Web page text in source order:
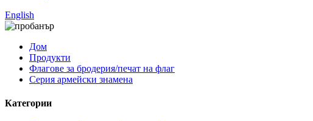
English
Дом
Продукти
Флагове за бродерия/печат на флаг
Серия армейски знамена
Категории